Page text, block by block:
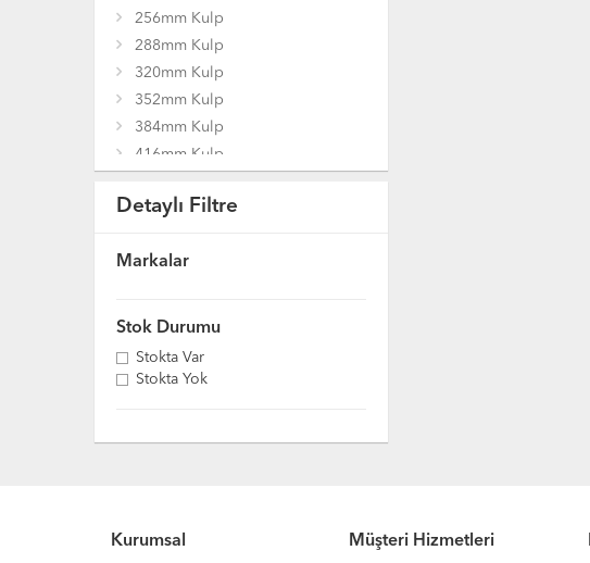
256mm Kulp
288mm Kulp
320mm Kulp
352mm Kulp
384mm Kulp
416mm Kulp
480mm Kulp
64mm Kulp
Düğme Kulplar
Detaylı Filtre
Markalar
Stok Durumu
Stokta Var
Stokta Yok
Kurumsal Müşteri Hizmetleri